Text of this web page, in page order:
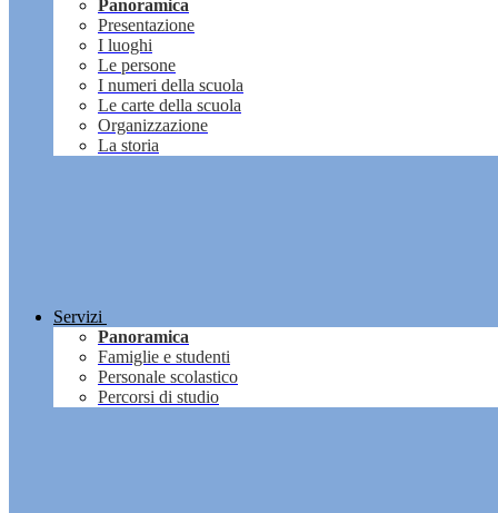
Panoramica
Presentazione
I luoghi
Le persone
I numeri della scuola
Le carte della scuola
Organizzazione
La storia
Servizi
Panoramica
Famiglie e studenti
Personale scolastico
Percorsi di studio